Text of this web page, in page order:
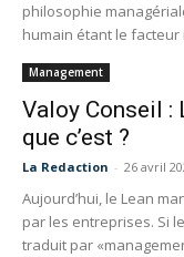
philosophie
humain étant le facteur
Management
Valoy Conseil :
que c’est ?
La Redaction - 26 avril
Aujourd’hui, le Lean
par les entreprises. Si
traduit par